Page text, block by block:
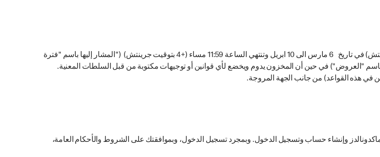
يمكن لعب لعبة زيدها سبايسي ابتداء من الساعة 10:00صباحا (+4 بتوقيت جرينتش) في تاريخ 6 مارس الى 10 ابريل وتنتهي الساعة 11:59 مساء (+4 بتوقيت جرينتش) ("المشار إليها باسم "فترة
باسم "العروض") في حين أن المخزون يدوم ويخضع لأي قوانين أو توجيهات مكتوبة من قبل السلطات المعنية.
في هذه القواعد) من جانب الجهة المروجة.
وإنشاء حساب وتسجيل الدخول. وبمجرد تسجيل الدخول، وبموافقتك على الشروط والأحكام العامة،